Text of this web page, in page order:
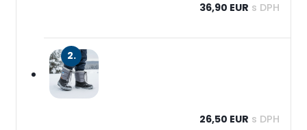
36,90 EUR s DPH
2.
26,50 EUR s DPH